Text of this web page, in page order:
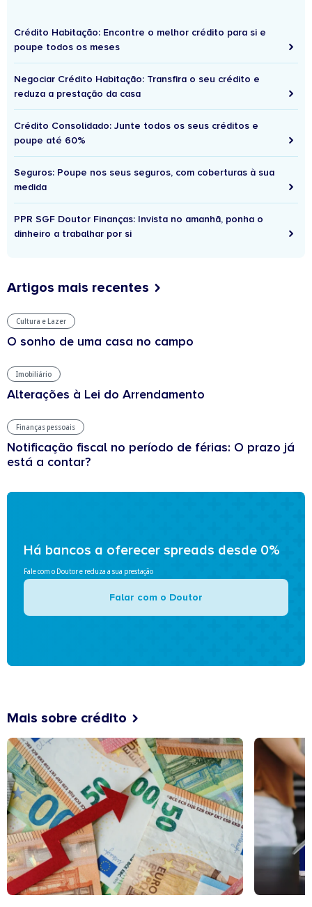
Crédito Habitação: Encontre o melhor crédito para si e
poupe todos os meses
Negociar Crédito Habitação: Transfira o seu crédito e
reduza a prestação da casa
Crédito Consolidado: Junte todos os seus créditos e
poupe até 60%
Seguros: Poupe nos seus seguros, com coberturas à sua
medida
PPR SGF Doutor Finanças: Invista no amanhã, ponha o
dinheiro a trabalhar por si
Artigos mais recentes
Cultura e Lazer
O sonho de uma casa no campo
Imobiliário
Alterações à Lei do Arrendamento
Finanças pessoais
Notificação fiscal no período de férias: O prazo já
está a contar?
Há bancos a oferecer spreads desde 0%
Fale com o Doutor e reduza a sua prestação
Falar com o Doutor
Mais sobre crédito